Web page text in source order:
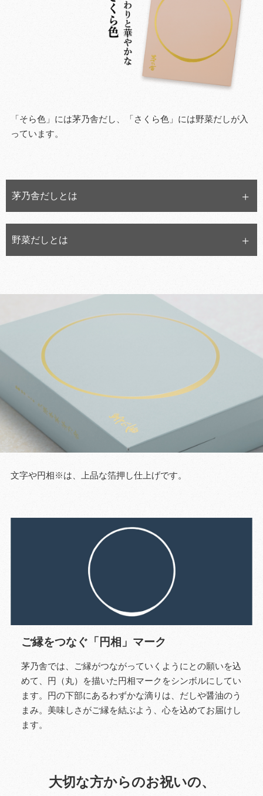
「そら色」には茅乃舎だし、「さくら色」には野菜だしが入
っています。
茅乃舎だしとは
野菜だしとは
文字や円相※は、上品な箔押し仕上げです。
ご縁をつなぐ「円相」マーク
茅乃舎では、ご縁がつながっていくようにとの願いを込
めて、円（丸）を描いた円相マークをシンボルにしてい
ます。円の下部にあるわずかな滴りは、だしや醤油のう
まみ。美味しさがご縁を結ぶよう、心を込めてお届けし
ます。
大切な方からのお祝いの、